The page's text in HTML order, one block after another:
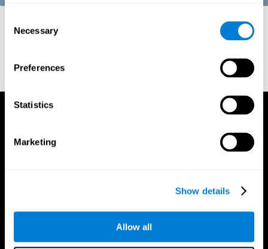
Selection
Necessary
Preferences
Statistics
Marketing
Show details
Allow all
المراجع:
Stroop, J. R (1935). Studies of interference in serial verbal